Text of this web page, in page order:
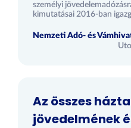
személyi
kimutatásai 2016-ban
Nemzeti Adó- és
Az összes
jövedelmének